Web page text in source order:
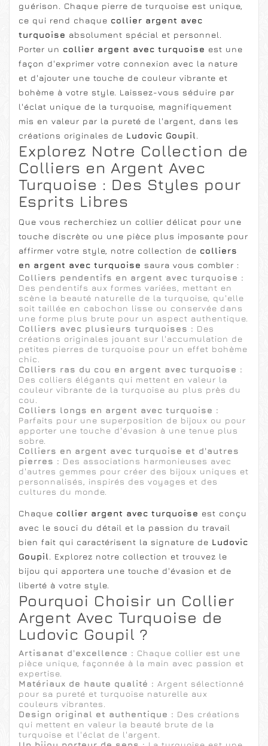
guérison. Chaque pierre de turquoise est unique,
ce qui rend chaque collier argent avec
turquoise absolument spécial et personnel.
Porter un collier argent avec turquoise est une
façon d'exprimer votre connexion avec la nature
et d'ajouter une touche de couleur vibrante et
bohème à votre style. Laissez-vous séduire par
l'éclat unique de la turquoise, magnifiquement
mis en valeur par la pureté de l'argent, dans les
créations originales de Ludovic Goupil
Explorez Notre Collection de
Colliers en Argent Avec
Turquoise : Des Styles pour
Esprits Libres
Que vous recherchiez un collier délicat pour une
touche discrète ou une pièce plus imposante pour
affirmer votre style, notre collection de colliers
en argent avec turquoise saura vous combler :
Colliers pendentifs en argent avec turquoise :
Des pendentifs aux formes variées, mettant en
scène la beauté naturelle de la turquoise, qu'elle
soit taillée en cabochon lisse ou conservée dans
une forme plus brute pour un aspect authentique.
Colliers avec plusieurs turquoises : Des
créations originales jouant sur l'accumulation de
petites pierres de turquoise pour un effet bohème
chic.
Colliers ras du cou en argent avec turquoise :
Des colliers élégants qui mettent en valeur la
couleur vibrante de la turquoise au plus près du
cou.
Colliers longs en argent avec turquoise :
Parfaits pour une superposition de bijoux ou pour
apporter une touche d'évasion à une tenue plus
sobre.
Colliers en argent avec turquoise et d'autres
pierres : Des associations harmonieuses avec
d'autres gemmes pour créer des bijoux uniques et
personnalisés, inspirés des voyages et des
cultures du monde.
Chaque collier argent avec turquoise est conçu
avec le souci du détail et la passion du travail
bien fait qui caractérisent la signature de Ludovic
Goupil
. Explorez notre collection et trouvez le
bijou qui apportera une touche d'évasion et de
liberté à votre style.
Pourquoi Choisir un Collier
Argent Avec Turquoise de
Ludovic Goupil ?
Artisanat d'excellence : Chaque collier est une
pièce unique, façonnée à la main avec passion et
expertise.
Matériaux de haute qualité : Argent sélectionné
pour sa pureté et turquoise naturelle aux
couleurs vibrantes.
Design original et authentique : Des créations
qui mettent en valeur la beauté brute de la
turquoise et l'éclat de l'argent.